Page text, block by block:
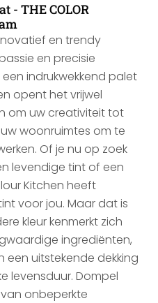
- THE COLOR
en trendy
en precisie
indrukwekkend palet
opent het vrijwel
om uw creativiteit tot
woonruimtes om te
Of je nu op zoek
levendige tint of een
Kitchen heeft
voor jou. Maar dat is
kleur kenmerkt zich
ingrediënten,
een uitstekende dekking
levensduur. Dompel
onbeperkte